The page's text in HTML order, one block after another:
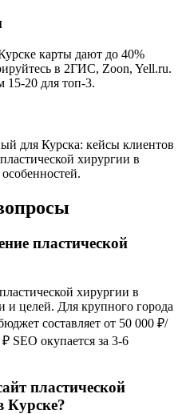
карты дают до 40%
в 2ГИС, Zoon, Yell.ru.
20 для топ-3.
для Курска: кейсы клиентов
хирургии в
пластической
хирургии в
и целей. Для крупного города
составляет от 50 000 ₽/
SEO окупается за 3-6
пластической
Курске?